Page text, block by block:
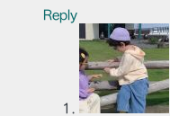
Reply